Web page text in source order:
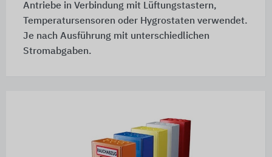
Antriebe in Verbindung mit Lüftungstastern,
Temperatursensoren oder Hygrostaten verwendet.
Je nach Ausführung mit unterschiedlichen
Stromabgaben.